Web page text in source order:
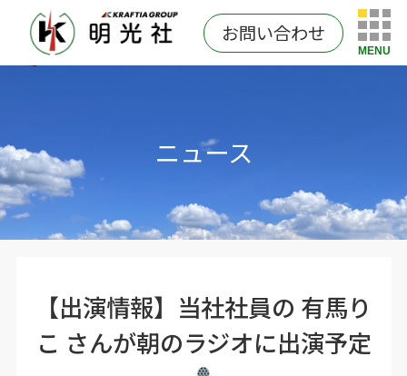
お問い合わせ
MENU
ニュース
【出演情報】当社社員の 有馬り
こ さんが朝のラジオに出演予定